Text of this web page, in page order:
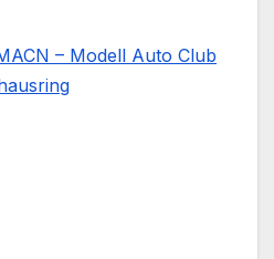
– Modell Auto Club